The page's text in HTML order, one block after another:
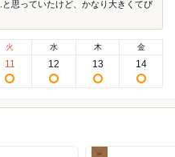
思っていたけど、かなり大きくてび
火
11
水
12
木
13
金
14